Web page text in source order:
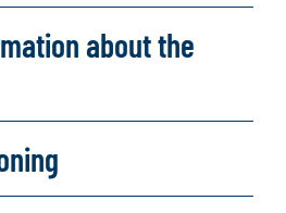
about the